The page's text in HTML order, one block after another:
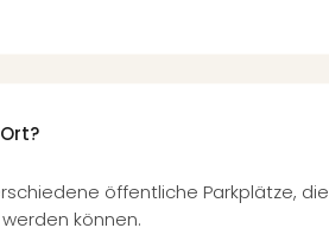
öffentliche Parkplätze, die
können.